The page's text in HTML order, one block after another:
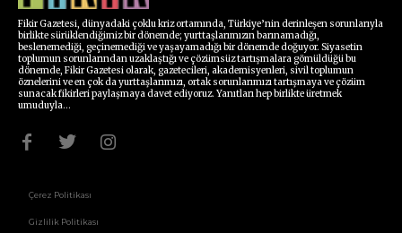
Fikir Gazetesi, dünyadaki çoklu kriz ortamında, Türkiye’nin derinleşen sorunlarıyla
birlikte sürüklendiğimiz bir dönemde; yurttaşlarımızın barınamadığı,
beslenemediği, geçinemediği ve yaşayamadığı bir dönemde doğuyor. Siyasetin
toplumun sorunlarından uzaklaştığı ve çözümsüz tartışmalara gömüldüğü bu
dönemde, Fikir Gazetesi olarak, gazetecileri, akademisyenleri, sivil toplumun
öznelerini ve en çok da yurttaşlarımızı, ortak sorunlarımızı tartışmaya ve çözüm
sunacak fikirleri paylaşmaya davet ediyoruz. Yanıtları hep birlikte üretmek
umuduyla...
Çerez Politikası
Gizlilik Politikası